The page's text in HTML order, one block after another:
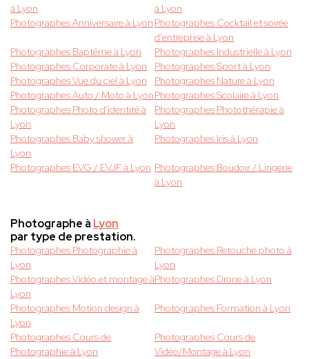
à Lyon
à Lyon
Photographes Anniversaire à Lyon Photographes Cocktail et soirée
d'entreprise à Lyon
Photographes Baptême à Lyon
Photographes Industrielle à Lyon
Photographes Corporate à Lyon
Photographes Sport à Lyon
Photographes Vue du ciel à Lyon
Photographes Nature à Lyon
Photographes Auto / Moto à LyonPhotographes Scolaire à Lyon
Photographes Photo d'identité à
Lyon
Photographes Photothérapie à
Lyon
Photographes Baby shower à
Lyon
Photographes Iris à Lyon
Photographes EVG / EVJF à Lyon Photographes Boudoir / Lingerie
à Lyon
Photographe à Lyon
par type de prestation.
Photographes Photographie à
Lyon
Photographes Retouche photo à
Lyon
Photographes Vidéo et montage à
Lyon
Photographes Drone à Lyon
Photographes Motion design à
Lyon
Photographes Formation à Lyon
Photographes Cours de
Photographie à Lyon
Photographes Cours de
Vidéo/Montage à Lyon